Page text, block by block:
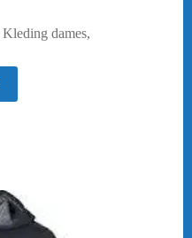
Kleding dames,